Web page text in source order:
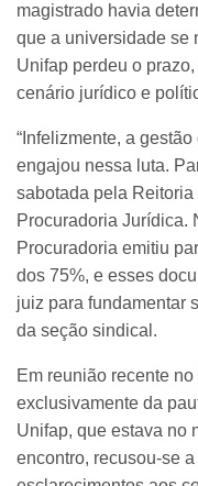
magistrado havia
que a universidade se
Unifap perdeu o
cenário jurídico e
“Infelizmente, a
engajou nessa luta.
sabotada pela
Procuradoria Jurídica.
Procuradoria emitiu
dos 75%, e esses
juiz para fundamentar
da seção sindical.
Em reunião recente
exclusivamente da
Unifap, que estava no
encontro, recusou-se